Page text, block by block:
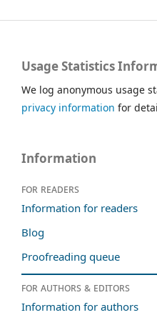
Usage Statistics
We log anonymous usage
privacy information for
Information
For readers
Information for readers
Blog
Proofreading queue
For authors & editors
Information for authors